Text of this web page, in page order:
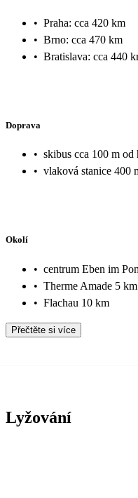
• Praha: cca 420 km
• Brno: cca 470 km
• Bratislava: cca 440
Doprava
• skibus cca 100 m od
• vlaková stanice 400
Okolí
• centrum Eben im
• Therme Amade 5 km
• Flachau 10 km
Přečtěte si více
Lyžování